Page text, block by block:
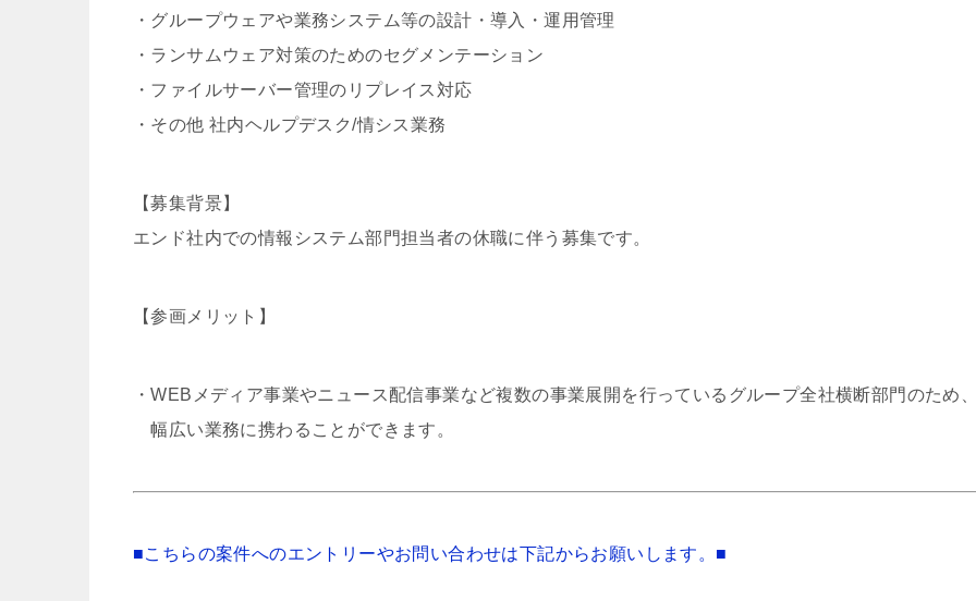
・グループウェアや業務システム等の設計・導入・運用管理
・ランサムウェア対策のためのセグメンテーション
・ファイルサーバー管理のリプレイス対応
・その他 社内ヘルプデスク/情シス業務
【募集背景】
エンド社内での情報システム部門担当者の休職に伴う募集です。
【参画メリット】
・WEBメディア事業やニュース配信事業など複数の事業展開を行っているグループ全社横断部門のため
幅広い業務に携わることができます。
■こちらの案件へのエントリーやお問い合わせは下記からお願いします。■